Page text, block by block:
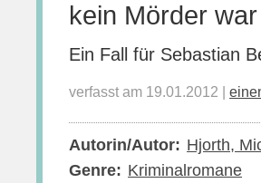
kein Mörder war
Ein Fall für Sebastian
verfasst am 19.01.2012 |
Autorin/Autor: Hjorth,
Genre: Kriminalromane